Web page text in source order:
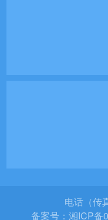
电话（传
备案号： 湘ICP备